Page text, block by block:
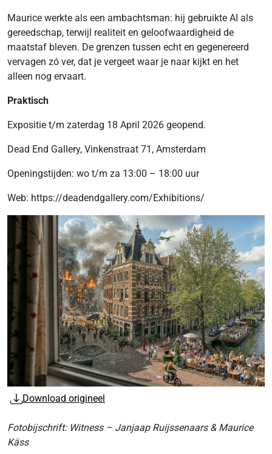
Maurice werkte als een ambachtsman: hij gebruikte AI als
gereedschap, terwijl realiteit en geloofwaardigheid de
maatstaf bleven. De grenzen tussen echt en gegenereerd
vervagen zó ver, dat je vergeet waar je naar kijkt en het
alleen nog ervaart.
Praktisch
Expositie t/m zaterdag 18 April 2026 geopend.
Dead End Gallery, Vinkenstraat 71, Amsterdam
Openingstijden: wo t/m za 13:00 – 18:00 uur
Web: https://deadendgallery.com/Exhibitions/
Download origineel
Fotobijschrift: Witness – Janjaap Ruijssenaars & Maurice
Käss